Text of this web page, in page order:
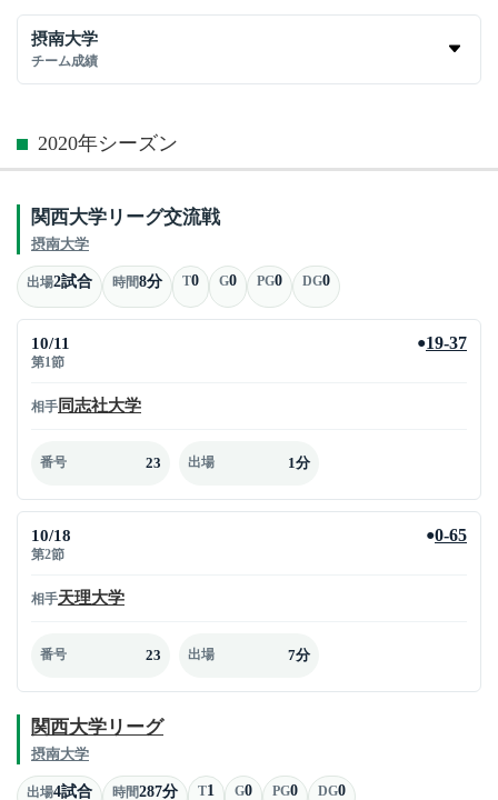
摂南大学
チーム成績
2020年シーズン
関西大学リーグ交流戦
摂南大学
出場2試合 時間8分 T0 G0 PG0 DG0
10/11
第1節
●19-37
相手 同志社大学
番号 23 出場 1分
10/18
第2節
●0-65
相手天理大学
番号 23 出場 7分
関西大学リーグ
摂南大学
出場4試合 時間287分 T1 G0 PG0 DG0